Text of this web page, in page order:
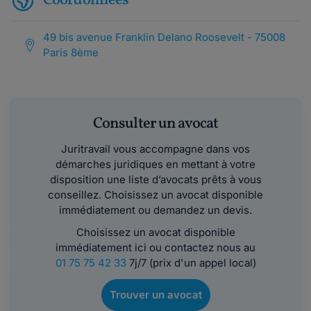
49 bis avenue Franklin Delano Roosevelt - 75008
Paris 8ème
Consulter un avocat
Juritravail vous accompagne dans vos
démarches juridiques en mettant à votre
disposition une liste d’avocats prêts à vous
conseillez. Choisissez un avocat disponible
immédiatement ou demandez un devis.
Choisissez un avocat disponible
immédiatement ici ou contactez nous au
01 75 75 42 337j/7 (prix d'un appel local)
Trouver un avocat